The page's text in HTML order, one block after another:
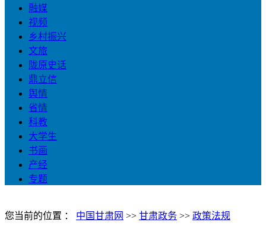
融媒
视频
乡村振兴
文旅
陇原史话
鼎立信
舆情
省情
科教
大学生
书画
产经
专题
您当前的位置 ： 中国甘肃网 >> 甘肃政务 >> 政策法规